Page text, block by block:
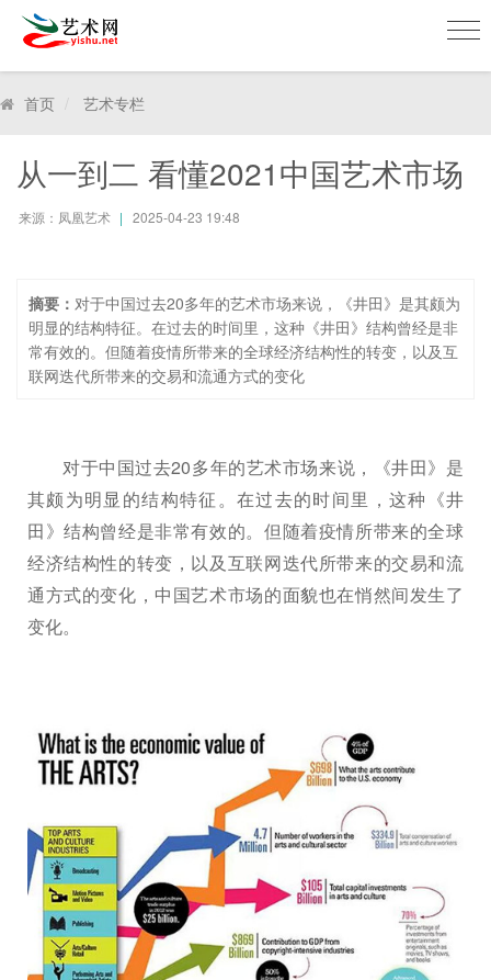
美
首页 艺术专栏
从一到二 看懂2021中国艺术市场
来源：凤凰艺术 2025-04-23 19:48
摘要： 对于中国过去20多年的艺术市场来说，《井田》是其颇为
明显的结构特征。在过去的时间里，这种《井田》结构曾经是非
常有效的。但随着疫情所带来的全球经济结构性的转变，以及互
联网迭代所带来的交易和流通方式的变化
对于中国过去20多年的艺术市场来说，《井田》是
其颇为明显的结构特征。在过去的时间里，这种《井
田》结构曾经是非常有效的。但随着疫情所带来的全球
经济结构性的转变，以及互联网迭代所带来的交易和流
通方式的变化，中国艺术市场的面貌也在悄然间发生了
变化。